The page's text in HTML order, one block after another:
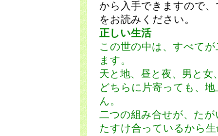
から入手できますので
をお読みください。
正しい生活
この世の中は、すべて
ます。
天と地、昼と夜、男と女
どちらに片寄っても、
ん。
二つの組み合せが、た
たすけ合っているから